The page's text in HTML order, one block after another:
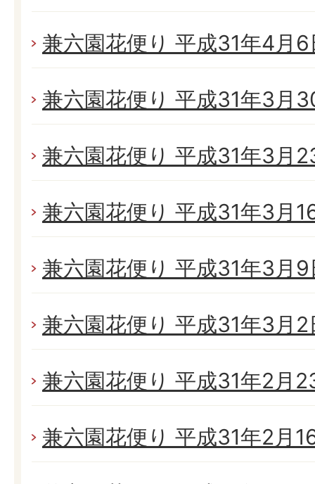
兼六園花便り 平成31年4月
兼六園花便り 平成31年3月
兼六園花便り 平成31年3月
兼六園花便り 平成31年3月
兼六園花便り 平成31年3月
兼六園花便り 平成31年3月2
兼六園花便り 平成31年2月
兼六園花便り 平成31年2月